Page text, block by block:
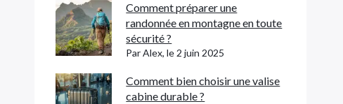
Comment préparer une
randonnée en montagne en toute
sécurité ?
Par Alex, le 2 juin 2025
Comment bien choisir une valise
cabine durable ?